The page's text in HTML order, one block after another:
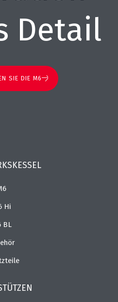
Detail
SIE DIE M6
Hi
BL